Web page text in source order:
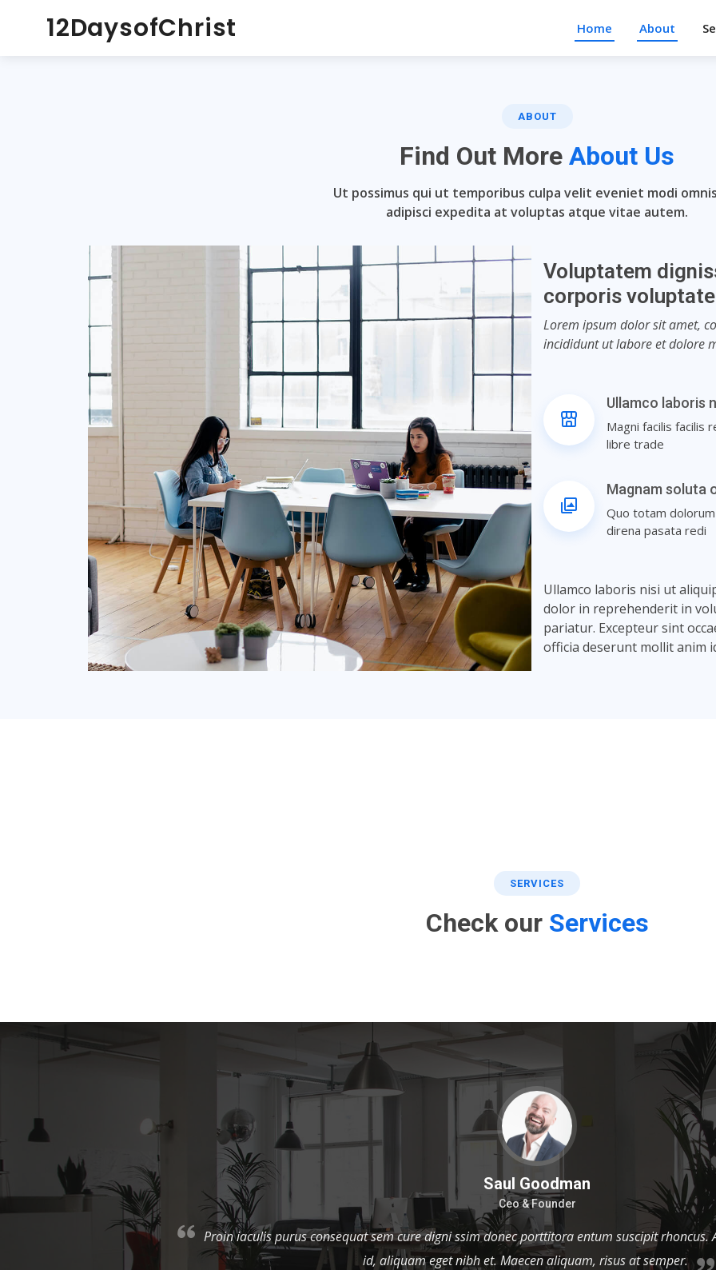
12DaysofChrist Home About
ABOUT
Find Out More About Us
Ut possimus qui ut temporibus culpa velit eveniet modi
adipisci expedita at voluptas atque vitae autem.
Voluptatem
corporis
Lorem ipsum dolor sit amet,
incididunt ut labore et dolore
Ullamco laboris
Magni facilis facilis
libre trade
Magnam soluta
Quo totam
direna pasata redi
Ullamco laboris nisi ut
dolor in reprehenderit in
pariatur. Excepteur sint
officia deserunt mollit anim
SERVICES
Check our Services
Sara Wilsson
Designer
Export tempor illum tamen malis malis eram quae irure esse labore quem cillum quid
eram velit sunt aliqua noster fugiat irure amet legam anim culpa.